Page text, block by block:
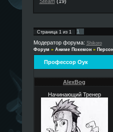
Страница 1из 1
1
Модератор форума: Shikoro
Форум » Аниме Покемон »
Профессор Оук
AlexBog
Начинающий Тренер